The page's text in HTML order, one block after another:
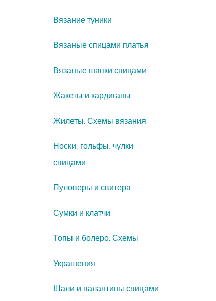
Вязание туники
Вязаные спицами платья
Вязаные шапки спицами
Жакеты и кардиганы
Жилеты. Схемы вязания
Носки, гольфы, чулки
спицами
Пуловеры и свитера
Сумки и клатчи
Топы и болеро. Схемы
Украшения
Шали и палантины спицами